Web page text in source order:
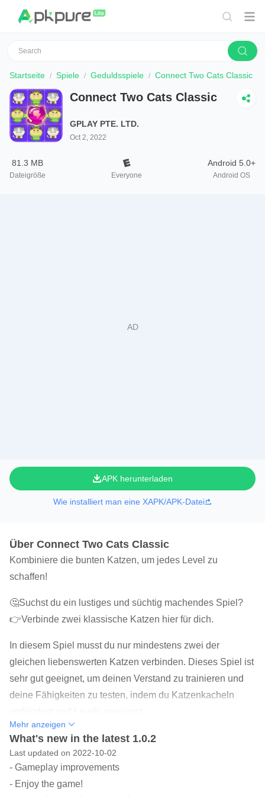
Startseite Spiele Geduldsspiele Connect Two Cats Classic
Connect Two Cats Classic
GPLAY PTE. LTD.
Oct 2, 2022
81.3 MB
Dateigröße Everyone
Android 5.0+
Android OS
APK herunterladen
Wie installiert man eine XAPK/APK-Datei
Über Connect Two Cats Classic
Kombiniere die bunten Katzen, um jedes Level zu
schaffen!
🤔Suchst du ein lustiges und süchtig machendes Spiel?
👉Verbinde zwei klassische Katzen hier für dich.
In diesem Spiel musst du nur mindestens zwei der
gleichen liebenswerten Katzen verbinden. Dieses Spiel ist
sehr gut geeignet, um deinen Verstand zu trainieren und
deine Fähigkeiten zu testen, indem du Katzenkacheln
📍 WIE MAN SPIELT Verbinden Sie zwei Katzen
klassisch:
★ Beobachte und suche nach niedlichen Katzen der
gleichen Farbe.
Mehr anzeigen
What's new in the latest 1.0.2
Last updated on 2022-10-02
- Gameplay improvements
- Enjoy the game!